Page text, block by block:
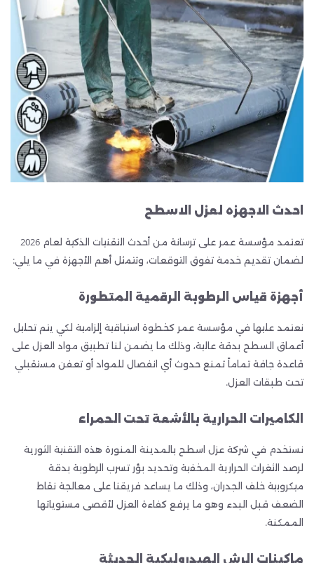
احدث الاجهزه لعزل الاسطح
تعتمد مؤسسة عمر على ترسانة من أحدث التقنيات الذكية لعام 2026
لضمان تقديم خدمة تفوق التوقعات، وتتمثل أهم الأجهزة في ما يلي:
أجهزة قياس الرطوبة الرقمية المتطورة
نعتمد عليها في مؤسسة عمر كخطوة استباقية إلزامية لكي يتم تحليل
أعماق السطح بدقة عالية، وذلك ما يضمن لنا تطبيق مواد العزل على
قاعدة جافة تماماً تمنع حدوث أي انفصال للمواد أو تعفن مستقبلي
تحت طبقات العزل.
الكاميرات الحرارية بالأشعة تحت الحمراء
نستخدم في شركة عزل اسطح بالمدينة المنورة هذه التقنية الثورية
لرصد الثغرات الحرارية المخفية وتحديد بؤر تسرب الرطوبة بدقة
ميكروبية خلف الجدران، وذلك ما يساعد فريقنا على معالجة نقاط
الضعف قبل البدء وهو ما يرفع كفاءة العزل لأقصى مستوياتها
الممكنة.
ماكينات الرش الهيدروليكية الحديثة